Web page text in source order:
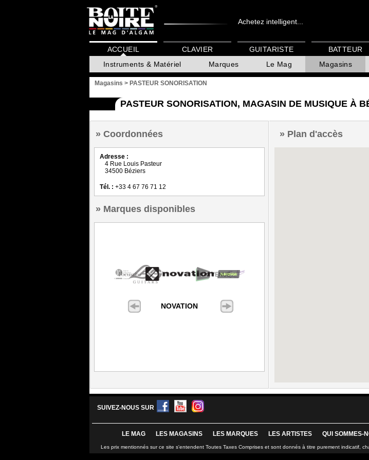
Achetez intelligent...
ACCUEIL
Instruments & Matériel
Marques Le Mag Magasins
CLAVIER GUITARISTE BATTEUR
Magasins > PASTEUR SONORISATION
PASTEUR SONORISATION, MAGASIN DE MUSIQUE À
Coordonnées
Adresse :
4 Rue Louis Pasteur
34500 Béziers
Tél. : +33 4 67 76 71 12
Marques disponibles
NOVATION
Plan d'accès
SUIVEZ-NOUS SUR
LE MAG LES MAGASINS LES MARQUES LES ARTISTES QUI SOMMES-
Les prix mentionnés sur ce site s'entendent Toutes Taxes Comprises et sont donnés à titre purement indicatif,